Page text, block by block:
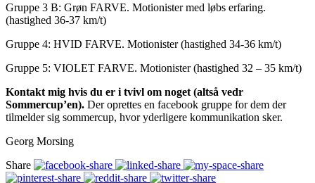
Gruppe 3 B: Grøn FARVE. Motionister med løbs erfaring.
(hastighed 36-37 km/t)
Gruppe 4: HVID FARVE. Motionister (hastighed 34-36 km/t)
Gruppe 5: VIOLET FARVE. Motionister (hastighed 32 – 35 km/t)
Kontakt mig hvis du er i tvivl om noget (altså vedr
Sommercup’en). Der oprettes en facebook gruppe for dem der
tilmelder sig sommercup, hvor yderligere kommunikation sker.
Georg Morsing
Share